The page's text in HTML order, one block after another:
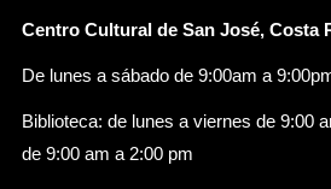
Centro Cultural de San José, Costa
De lunes a sábado de 9:00am a
Biblioteca: de lunes a viernes de 9:00
de 9:00 am a 2:00 pm